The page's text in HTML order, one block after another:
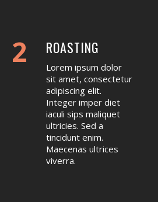
2 ROASTING
Lorem ipsum dolor
sit amet, consectetur
adipiscing elit.
Integer imper diet
iaculi sips maliquet
ultricies. Sed a
tincidunt enim.
Maecenas ultrices
viverra.